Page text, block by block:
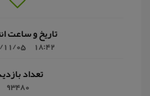
تاریخ و ساعت
18:42
11/05
تعداد
93480